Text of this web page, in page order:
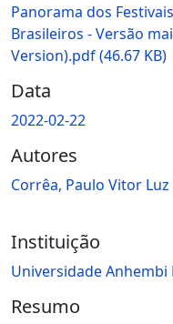
Panorama dos
Brasileiros - Versão
Version).pdf(46.67 KB)
Data
2022-02-22
Autores
Corrêa, Paulo Vitor Luz
Instituição
Universidade
Resumo